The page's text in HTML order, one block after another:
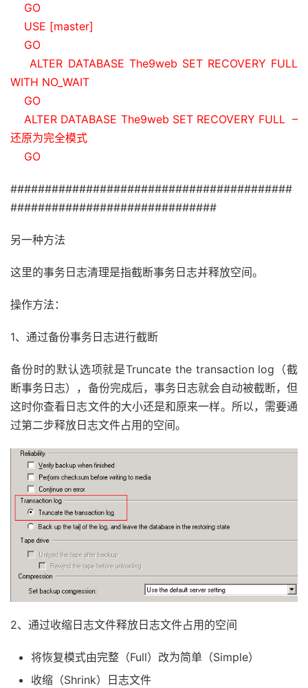
GO
USE [master]
GO
ALTER DATABASE The9web SET RECOVERY FULL
WITH NO_WAIT
GO
ALTER DATABASE The9web SET RECOVERY FULL –
还原为完全模式
GO
#########################################
##############################
另一种方法
这里的事务日志清理是指截断事务日志并释放空间。
操作方法：
1、通过备份事务日志进行截断
备份时的默认选项就是Truncate the transaction log（截
断事务日志），备份完成后，事务日志就会自动被截断，但
这时你查看日志文件的大小还是和原来一样。所以，需要通
过第二步释放日志文件占用的空间。
2、通过收缩日志文件释放日志文件占用的空间
将恢复模式由完整（Full）改为简单（Simple）
收缩（Shrink）日志文件